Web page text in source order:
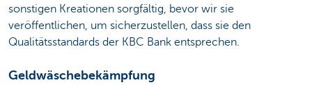
sonstigen Kreationen sorgfältig, bevor wir sie
veröffentlichen, um sicherzustellen, dass sie den
Qualitätsstandards der KBC Bank entsprechen.
Geldwäschebekämpfung